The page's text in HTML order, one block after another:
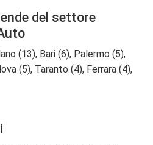
del settore
(13), Bari (6), Palermo (5),
(5), Taranto (4), Ferrara (4),